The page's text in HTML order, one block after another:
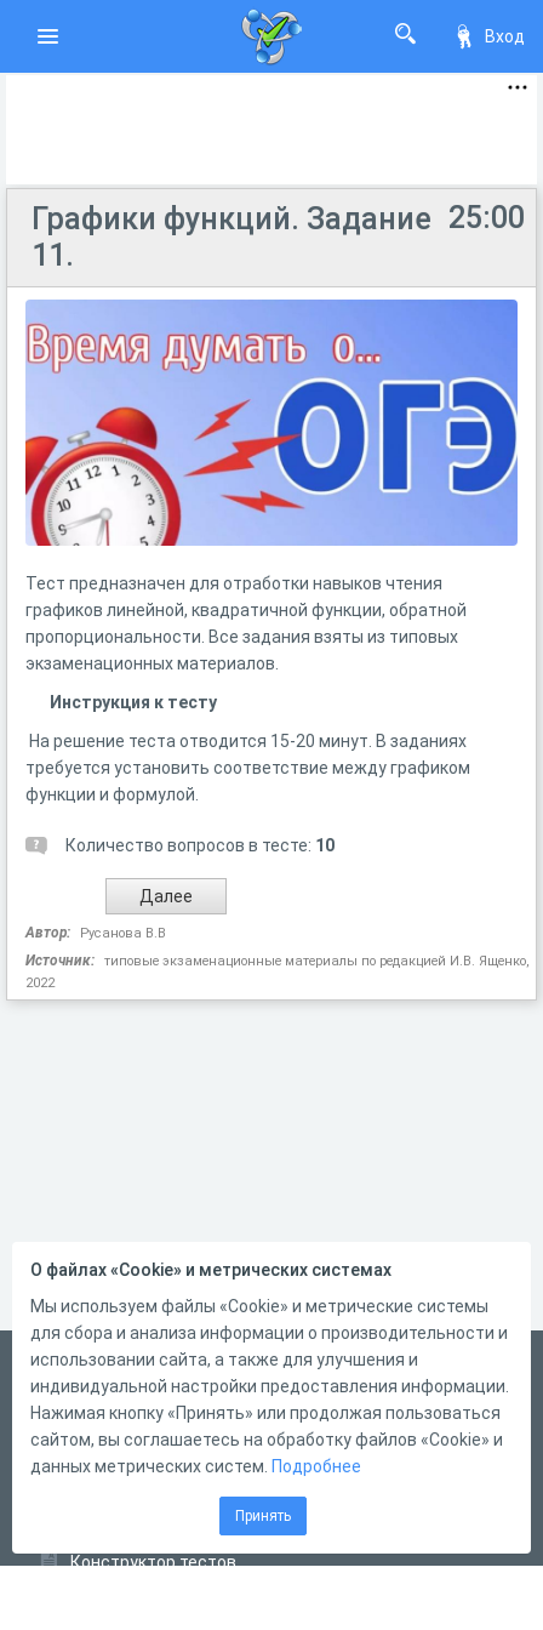
Вход
25:00
Графики функций. Задание
11.
Тест предназначен для отработки навыков чтения
графиков линейной, квадратичной функции, обратной
пропорциональности. Все задания взяты из типовых
экзаменационных материалов.
Инструкция к тесту
На решение теста отводится 15-20 минут. В заданиях
требуется установить соответствие между графиком
функции и формулой.
Количество вопросов в тесте: 10
Автор: Русанова В.В
Источник:
типовые экзаменационные материалы по редакцией И.В. Ященко,
2022
Русский
Справка
Форма обратной связи
Конструктор тестов
О файлах «Cookie» и метрических системах
Мы используем файлы «Cookie» и метрические системы
для сбора и анализа информации о производительности и
использовании сайта, а также для улучшения и
индивидуальной настройки предоставления информации.
Нажимая кнопку «Принять» или продолжая пользоваться
сайтом, вы соглашаетесь на обработку файлов «Cookie» и
данных метрических систем. Подробнее
Принять